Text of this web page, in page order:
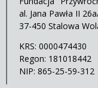
al. Jana Pawła II
37-450 Stalowa
KRS: 0000474430
Regon: 181018442
NIP: 865-25-59-312